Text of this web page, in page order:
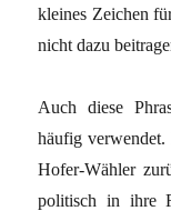
kleines Zeichen
nicht dazu
Auch diese
häufig verwendet.
Hofer-Wähler
politisch in ihre